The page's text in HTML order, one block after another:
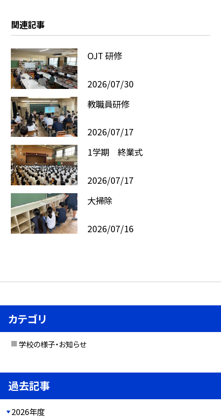
関連記事
OJT 研修
2026/07/30
教職員研修
2026/07/17
1学期 終業式
2026/07/17
大掃除
2026/07/16
カテゴリ
学校の様子・お知らせ
過去記事
2026年度